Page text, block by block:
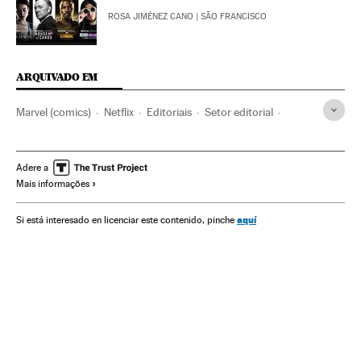
ROSA JIMÉNEZ CANO | SÃO FRANCISCO
ARQUIVADO EM
Marvel (comics) Netflix Editoriais Setor editorial
Programa tv Internet Programação
Comunicações Indústria cultural Cultura
Adere a
Mais informações
Si está interesado en licenciar este contenido, pinche aquí